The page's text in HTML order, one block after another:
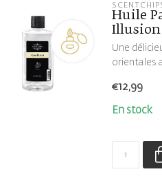
Huile
Illusion
Une
orientales
€12,99
En stock